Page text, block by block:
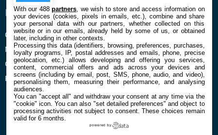
ENTREPRISE
Qui sommes nous
Mentions légales et CGU
Confidentialité et Cookies
Préférences cookies
À PROPOS
La rédaction
Contact
With our 488partners , we wish to store and access information on
your devices (cookies, pixels in emails, etc.), combine and share
your personal data with our partners, whether collected on this
website or in our emails, already held by some of us, or obtained
later, including in other contexts.
Processing this data (identifiers, browsing, preferences, purchases,
loyalty programs, IP, postal addresses and emails, phone, precise
geolocation, etc.) allows developing and offering you services,
content, commercial offers and ads across your devices and
screens (including by email, post, SMS, phone, audio, and video),
personalising them, measuring their performance, and analysing
audiences.
You can "accept all" and withdraw your consent at any time via the
"cookie" icon. You can also "set detailed preferences" and object to
processing activities not subject to consent. These choices remain
valid for 6 months.
powered by